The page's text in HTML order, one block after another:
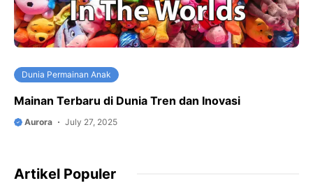
Dunia Permainan Anak
Mainan Terbaru di Dunia Tren dan Inovasi
Aurora July 27, 2025
Artikel Populer